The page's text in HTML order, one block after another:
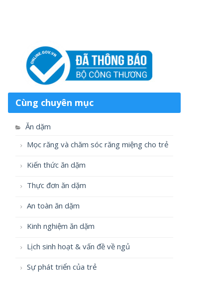
Cùng chuyên mục
Ăn dặm
Mọc răng và chăm sóc răng miệng cho trẻ
Kiến thức ăn dặm
Thực đơn ăn dặm
An toàn ăn dặm
Kinh nghiệm ăn dặm
Lịch sinh hoạt & vấn đề về ngủ
Sự phát triển của trẻ